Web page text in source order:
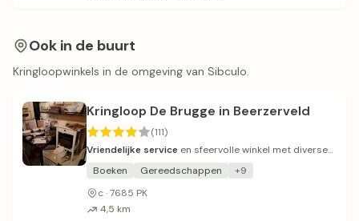
Ook in de buurt
Kringloopwinkels in de omgeving van Sibculo.
Kringloop De Brugge in Beerzerveld
(111)
Vriendelijke service en sfeervolle winkel met diverse
schatten.
Boeken Gereedschappen
+9
c · 7685 PK
4,5 km